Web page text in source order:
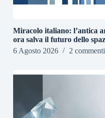
Miracolo italiano: l’antica
ora salva il futuro dello
6 Agosto 2026
2 commenti